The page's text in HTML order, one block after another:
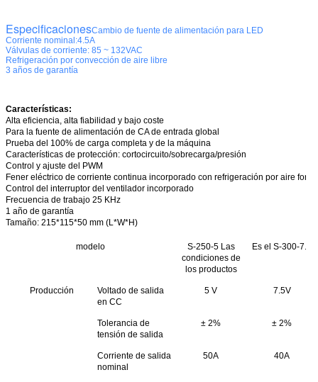
EspecificacionesCambio de fuente de alimentación para LED
Corriente nominal:4.5A
Válvulas de corriente: 85 ~ 132VAC
Refrigeración por convección de aire libre
3 años de garantía
Características:
Alta eficiencia, alta fiabilidad y bajo coste
Para la fuente de alimentación de CA de entrada global
Prueba del 100% de carga completa y de la máquina
Características de protección: cortocircuito/sobrecarga/presión
Control y ajuste del PWM
Fener eléctrico de corriente continua incorporado con refrigeración por aire
Control del interruptor del ventilador incorporado
Frecuencia de trabajo 25 KHz
1 año de garantía
Tamaño: 215*115*50 mm (L*W*H)
modelo
S-250-5 Las
condiciones de
los productos
Es el S-300-7.5
Producción
Voltado de salida
en CC
5 V 7.5V
Tolerancia de
tensión de salida
± 2% ± 2%
Corriente de salida
nominal
50A 40A